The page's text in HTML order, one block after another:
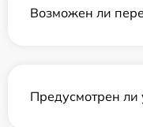
Возможен ли
Предусмотрен ли